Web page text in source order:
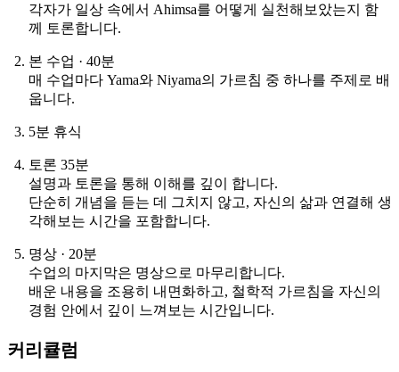
각자가 일상 속에서 Ahimsa를 어떻게 실천해보았는지 함
께 토론합니다.
본 수업 · 40분
매 수업마다 Yama와 Niyama의 가르침 중 하나를 주제로 배
웁니다.
5분 휴식
토론 35분
설명과 토론을 통해 이해를 깊이 합니다.
단순히 개념을 듣는 데 그치지 않고, 자신의 삶과 연결해 생
각해보는 시간을 포함합니다.
명상 · 20분
수업의 마지막은 명상으로 마무리합니다.
배운 내용을 조용히 내면화하고, 철학적 가르침을 자신의
경험 안에서 깊이 느껴보는 시간입니다.
커리큘럼